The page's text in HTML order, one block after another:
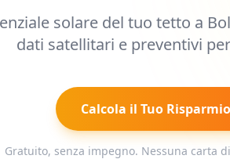
solare del tuo tetto a
dati satellitari e preventivi
Calcola il Tuo Risparmio
Gratuito, senza impegno. Nessuna carta